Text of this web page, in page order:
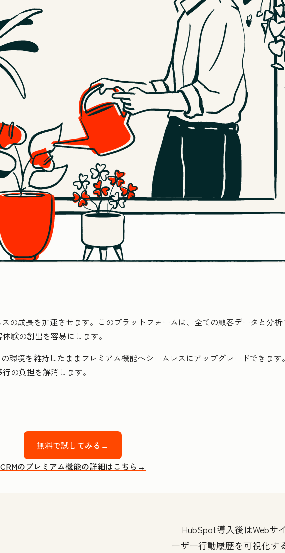
の成長を加速させます。このプラットフォームは、全ての顧客データと分析
験の創出を容易にします。
環境を維持したままプレミアム機能へシームレスにアップグレードできます
の負担を解消します。
無料で試してみる→
CRMのプレミアム機能の詳細はこちら→
HubSpot導入後はWebサ
ーザー行動履歴を可視化す